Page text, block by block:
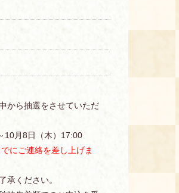
から抽選をさせていただ
10月8日（木）17:00
にご連絡を差し上げま
承ください。